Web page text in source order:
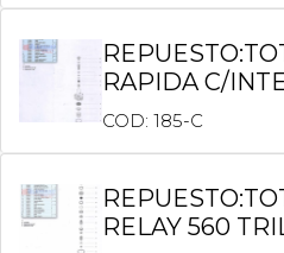
RAPIDA C/
COD: 185-C
RELAY 560